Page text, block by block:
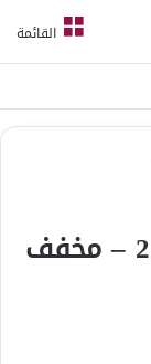
القائمة